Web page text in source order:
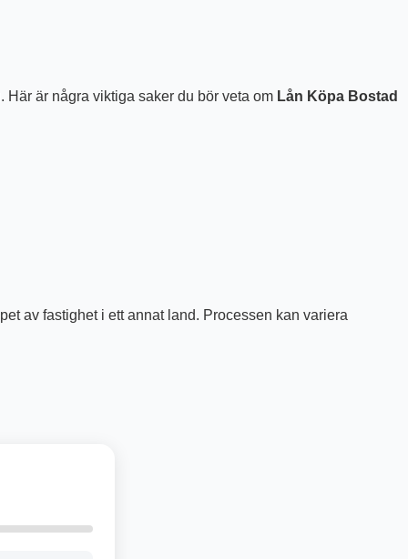
Här är några viktiga saker du bör veta om Lån Köpa Bostad
av fastighet i ett annat land. Processen kan variera